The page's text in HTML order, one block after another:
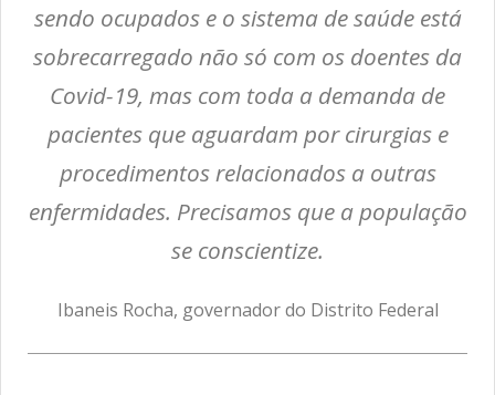
sendo ocupados e o sistema de saúde está
sobrecarregado não só com os doentes da
Covid-19, mas com toda a demanda de
pacientes que aguardam por cirurgias e
procedimentos relacionados a outras
enfermidades. Precisamos que a população
se conscientize.
Ibaneis Rocha, governador do Distrito Federal